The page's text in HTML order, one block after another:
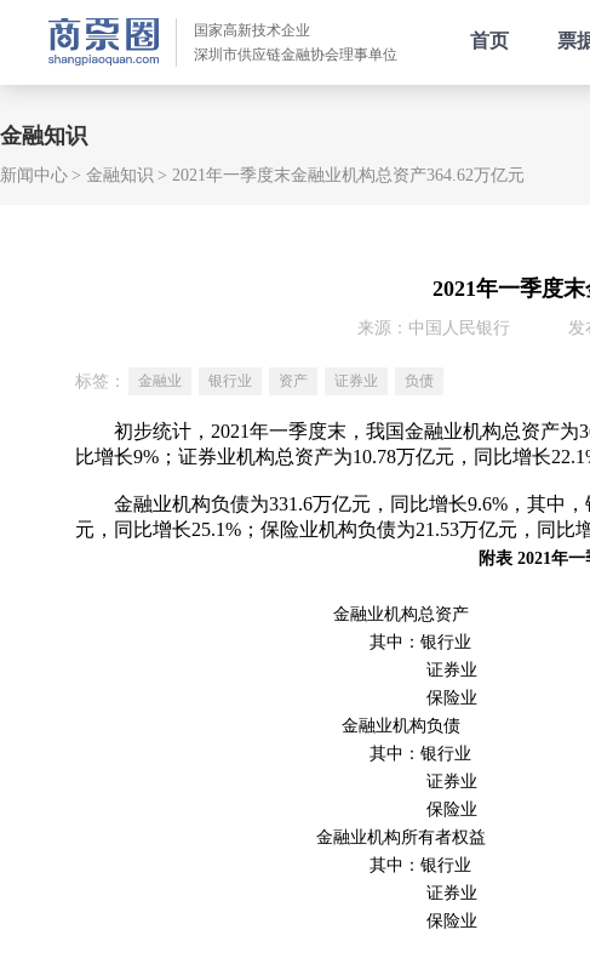
国家高新技术企业
深圳市供应链金融协会理事单位
首页 票
金融知识
新闻中心 金融知识 2021年一季度末金融业机构总资产364.62万亿元
2021年一季度
来源：中国人民银行 发
标签： 金融业 银行业 资产 证券业 负债
初步统计，2021年一季度末，我国金融业机构总资产为
比增长9%；证券业机构总资产为10.78万亿元，同比增长
金融业机构负债为331.6万亿元，同比增长9.6%，其中
元，同比增长25.1%；保险业机构负债为21.53万亿元，同比增
附表 2021年
金融业机构总资产
其中：银行业
证券业
保险业
金融业机构负债
其中： 银行业
证券业
保险业
金融业机构所有者权益
其中：银行业
证券业
保险业